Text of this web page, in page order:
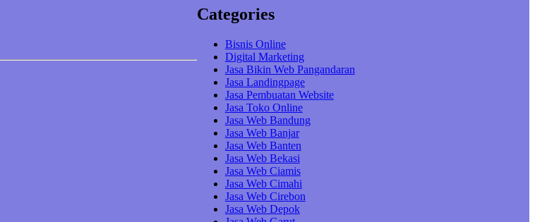
Categories
Bisnis Online
Digital Marketing
Jasa Bikin Web Pangandaran
Jasa Landingpage
Jasa Pembuatan Website
Jasa Toko Online
Jasa Web Bandung
Jasa Web Banjar
Jasa Web Banten
Jasa Web Bekasi
Jasa Web Ciamis
Jasa Web Cimahi
Jasa Web Cirebon
Jasa Web Depok